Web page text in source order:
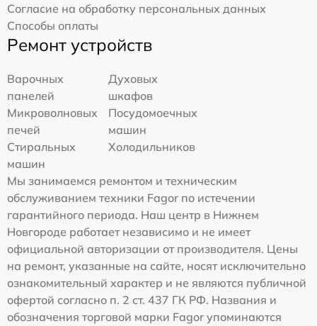
Согласие на обработку персональных данных
Способы оплаты
Ремонт устройств
Варочных
панелей
Духовых
шкафов
Микроволновых
печей
Посудомоечных
машин
Стиральных
машин
Холодильников
Мы занимаемся ремонтом и техническим
обслуживанием техники Fagor по истечении
гарантийного периода. Наш центр в Нижнем
Новгороде работает независимо и не имеет
официальной авторизации от производителя. Цены
на ремонт, указанные на сайте, носят исключительно
ознакомительный характер и не являются публичной
офертой согласно п. 2 ст. 437 ГК РФ. Названия и
обозначения торговой марки Fagor упоминаются